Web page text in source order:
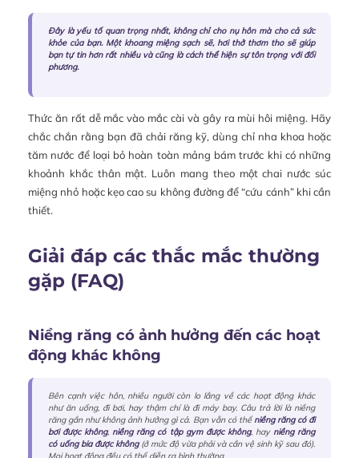
Đây là yếu tố quan trọng nhất, không chỉ cho nụ hôn mà cho cả sức
khỏe của bạn. Một khoang miệng sạch sẽ, hơi thở thơm tho sẽ giúp
bạn tự tin hơn rất nhiều và cũng là cách thể hiện sự tôn trọng với đối
phương.
Thức ăn rất dễ mắc vào mắc cài và gây ra mùi hôi miệng. Hãy
chắc chắn rằng bạn đã chải răng kỹ, dùng chỉ nha khoa hoặc
tăm nước để loại bỏ hoàn toàn mảng bám trước khi có những
khoảnh khắc thân mật. Luôn mang theo một chai nước súc
miệng nhỏ hoặc kẹo cao su không đường để “cứu cánh” khi cần
thiết.
Giải đáp các thắc mắc thường
gặp (FAQ)
Niềng răng có ảnh hưởng đến các hoạt
động khác không
Bên cạnh việc hôn, nhiều người còn lo lắng về các hoạt động khác
như ăn uống, đi bơi, hay thậm chí là đi máy bay. Câu trả lời là niềng
răng gần như không ảnh hưởng gì cả. Bạn vẫn có thể niềng răng có đi
bơi được không, niềng răng có tập gym được không, hay niềng răng
có uống bia được không(ở mức độ vừa phải và cần vệ sinh kỹ sau đó).
Mọi hoạt động đều có thể diễn ra bình thường.